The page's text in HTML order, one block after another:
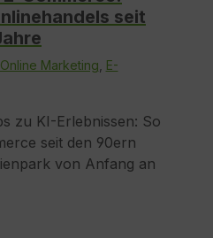
seit
Online Marketing E-
zu KI-Erlebnissen: So
seit den 90ern
von Anfang an